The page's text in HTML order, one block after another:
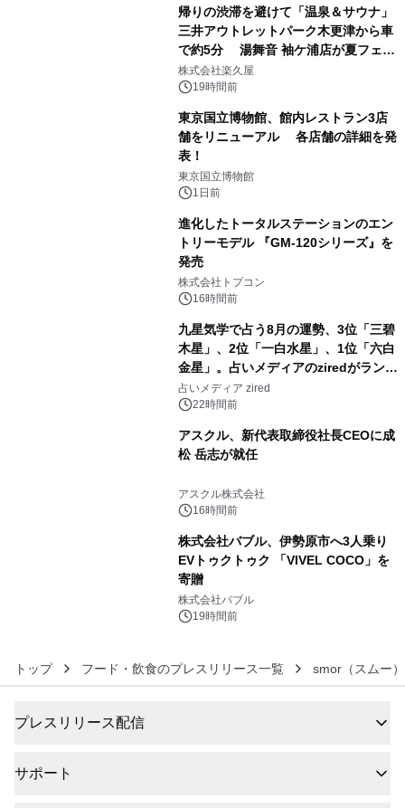
帰りの渋滞を避けて「温泉＆サウナ」
三井アウトレットパーク木更津から車
で約5分 湯舞音 袖ケ浦店が夏フェア
メニューを提供
株式会社楽久屋
19時間前
東京国立博物館、館内レストラン3店
舗をリニューアル 各店舗の詳細を発
表！
東京国立博物館
1日前
進化したトータルステーションのエン
トリーモデル 『GM-120シリーズ』を
発売
株式会社トプコン
16時間前
九星気学で占う8月の運勢、3位「三碧
木星」、2位「一白水星」、1位「六白
金星」。占いメディアのziredがランキ
ングを発表
占いメディア zired
22時間前
アスクル、新代表取締役社長CEOに成
松 岳志が就任
アスクル株式会社
16時間前
株式会社バブル、伊勢原市へ3人乗り
EVトゥクトゥク 「VIVEL COCO」を
寄贈
株式会社バブル
19時間前
トップ フード・飲食のプレスリリース一覧 smor（スムー）
プレスリリース配信
サポート